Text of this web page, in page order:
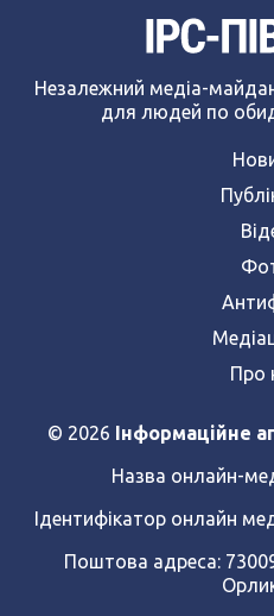
Незалежний медіа-
для людей по
Про
© 2026 Інформаційне
Назва онлайн-
Ідентифікатор онлайн
Поштова адреса: